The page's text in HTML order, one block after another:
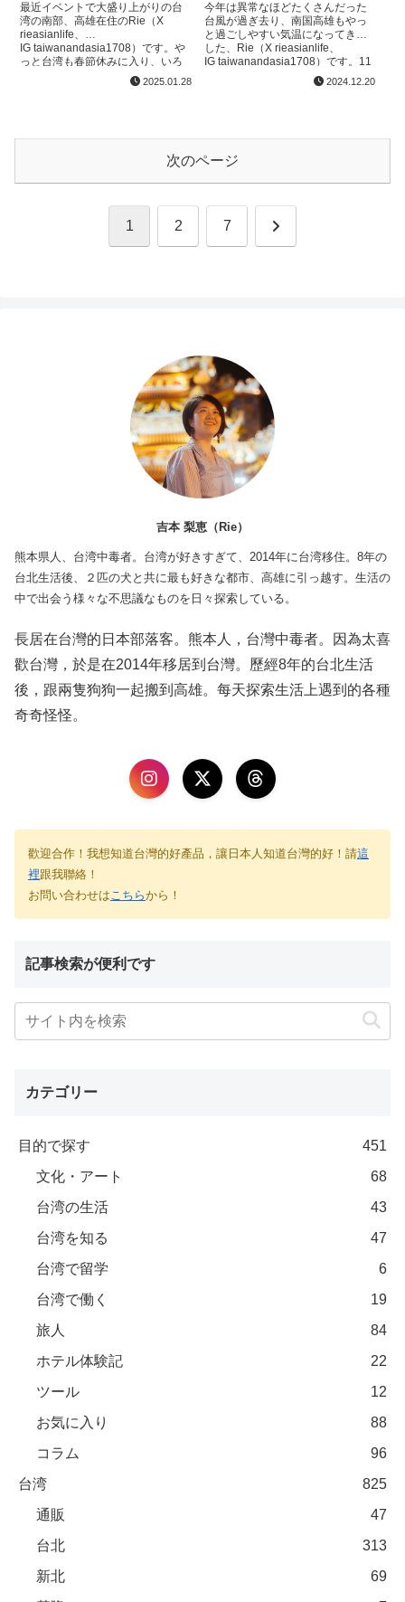
最近イベントで大盛り上がりの台
湾の南部、高雄在住のRie（X
rieasianlife、
IG taiwanandasia1708）です。や
っと台湾も春節休みに入り、いろ
いろ溜まっていた情報を発散しよ
うと重い腰を上げれるようになっ
2025.01.28
今年は異常なほどたくさんだった
台風が過ぎ去り、南国高雄もやっ
と過ごしやすい気温になってきま
した、Rie（X rieasianlife、
IG taiwanandasia1708）です。11
月は個人的に忙しめであまり遠出
をすることができなかった...
2024.12.20
次のページ
1 2 7 次
吉本 梨恵（Rie）
熊本県人、台湾中毒者。台湾が好きすぎて、2014年に台湾移住。8年の
台北生活後、２匹の犬と共に最も好きな都市、高雄に引っ越す。生活の
中で出会う様々な不思議なものを日々探索している。
長居在台灣的日本部落客。熊本人，台灣中毒者。因為太喜
歡台灣，於是在2014年移居到台灣。歷經8年的台北生活
後，跟兩隻狗狗一起搬到高雄。每天探索生活上遇到的各種
奇奇怪怪。
歡迎合作！我想知道台灣的好產品，讓日本人知道台灣的好！請這
裡跟我聯絡！
お問い合わせは こちらから！
記事検索が便利です
カテゴリー
目的で探す
451
文化・アート
68
台湾の生活
43
台湾を知る
47
台湾で留学
6
台湾で働く
19
旅人
84
ホテル体験記
22
ツール
12
お気に入り
88
コラム
96
台湾
825
通販
47
台北
313
新北
69